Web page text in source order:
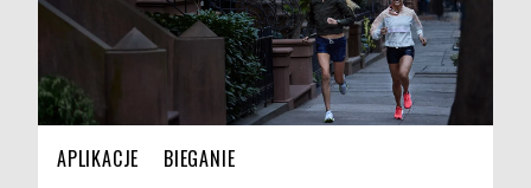
APLIKACJE BIEGANIE